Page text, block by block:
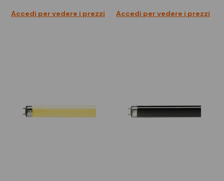
Accedi per vedere i prezzi Accedi per vedere i prezzi